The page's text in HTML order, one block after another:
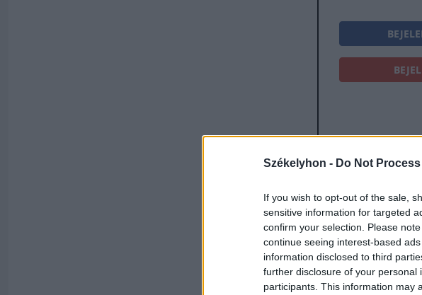
Székelyhon - Do Not
If you wish to opt-out of the sale,
sensitive information for targeted
confirm your selection. Please
continue seeing interest-based
information disclosed to third
further disclosure of your personal
participants. This information may
E-mail-cím
Jelszó
Elfelejtette a